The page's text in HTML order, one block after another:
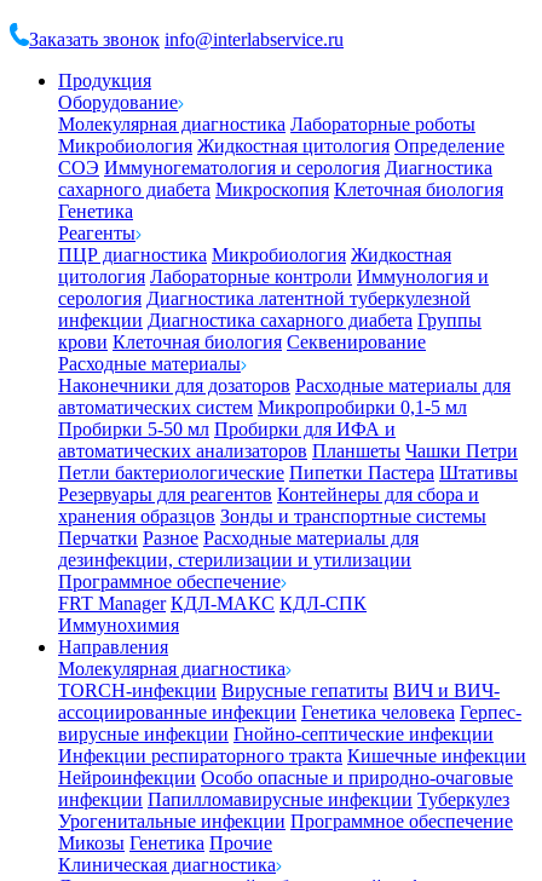
Заказать звонок info@interlabservice.ru
Продукция
Оборудование
Молекулярная диагностика Лабораторные роботы
Микробиология Жидкостная цитология Определение
СОЭ Иммуногематология и серология Диагностика
сахарного диабета Микроскопия Клеточная биология
Генетика
Реагенты
ПЦР диагностика Микробиология Жидкостная
цитология Лабораторные контроли Иммунология и
серология Диагностика латентной туберкулезной
инфекции Диагностика сахарного диабета Группы
крови Клеточная биология Секвенирование
Расходные материалы
Наконечники для дозаторов Расходные материалы для
автоматических систем Микропробирки 0,1-5 мл
Пробирки 5-50 мл Пробирки для ИФА и
автоматических анализаторов Планшеты Чашки Петри
Петли бактериологические Пипетки Пастера Штативы
Резервуары для реагентов Контейнеры для сбора и
хранения образцов Зонды и транспортные системы
Перчатки Разное Расходные материалы для
дезинфекции, стерилизации и утилизации
Программное обеспечение
FRT Manager КДЛ-МАКС КДЛ-СПК
Иммунохимия
Направления
Молекулярная диагностика
TORCH-инфекции Вирусные гепатиты ВИЧ и ВИЧ-
ассоциированные инфекции Генетика человека Герпес-
вирусные инфекции Гнойно-септические инфекции
Инфекции респираторного тракта Кишечные инфекции
Нейроинфекции Особо опасные и природно-очаговые
инфекции Папилломавирусные инфекции Туберкулез
Урогенитальные инфекции Программное обеспечение
Микозы Генетика Прочие
Клиническая диагностика